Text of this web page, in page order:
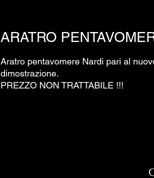
ARATRO
Aratro pentavomere Nardi pari al
dimostrazione.
PREZZO NON TRATTABILE !!!